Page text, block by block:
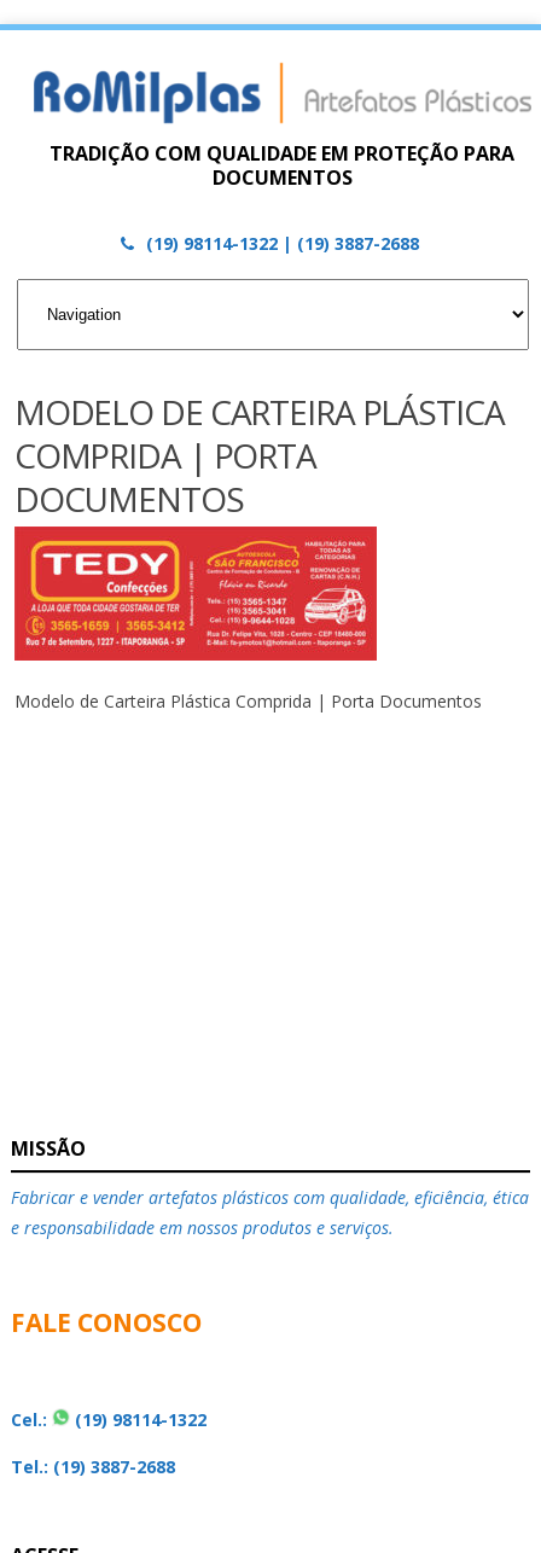
TRADIÇÃO COM QUALIDADE EM PROTEÇÃO PARA
DOCUMENTOS
(19) 98114-1322 | (19) 3887-2688
MODELO DE CARTEIRA PLÁSTICA
COMPRIDA | PORTA
DOCUMENTOS
Modelo de Carteira Plástica Comprida | Porta Documentos
MISSÃO
Fabricar e vender artefatos plásticos com qualidade, eficiência, ética
e responsabilidade em nossos produtos e serviços.
FALE CONOSCO
Cel.: (19) 98114-1322
Tel.: (19) 3887-2688